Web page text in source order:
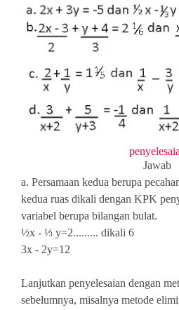
Jawab
a. Persamaan kedua berupa
kedua ruas dikali dengan KPK
variabel berupa bilangan bulat.
½x - ⅓ y=2......... dikali 6
3x - 2y=12
Lanjutkan penyelesaian dengan
sebelumnya, misalnya metode